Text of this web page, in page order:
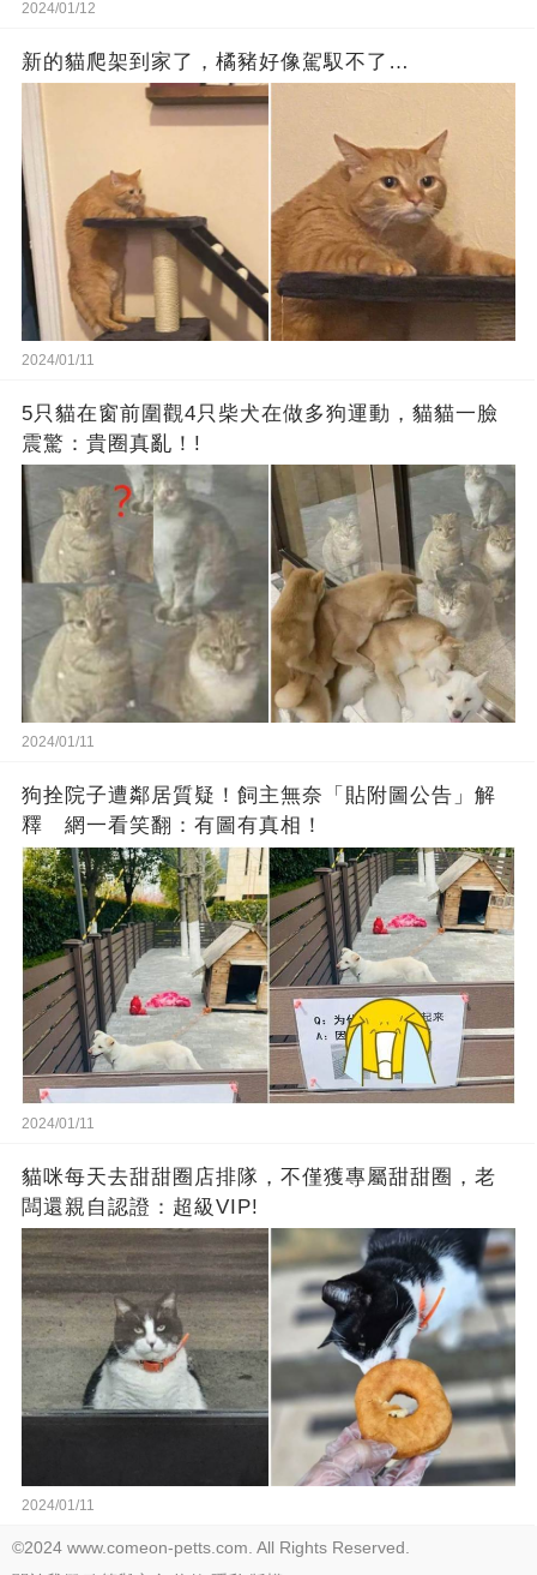
2024/01/12
新的貓爬架到家了，橘豬好像駕馭不了…
2024/01/11
5只貓在窗前圍觀4只柴犬在做多狗運動，貓貓一臉
震驚：貴圈真亂！!
2024/01/11
狗拴院子遭鄰居質疑！飼主無奈「貼附圖公告」解
釋 網一看笑翻：有圖有真相！
2024/01/11
貓咪每天去甜甜圈店排隊，不僅獲專屬甜甜圈，老
闆還親自認證：超級VIP!
2024/01/11
©2024 www.comeon-petts.com. All Rights Reserved.